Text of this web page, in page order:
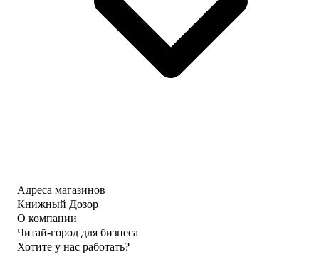
Адреса магазинов
Книжный Дозор
О компании
Читай-город для бизнеса
Хотите у нас работать?